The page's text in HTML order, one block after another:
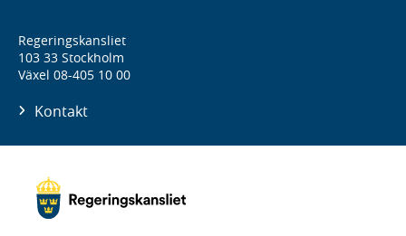
Regeringskansliet
103 33 Stockholm
Växel 08-405 10 00
Kontakt